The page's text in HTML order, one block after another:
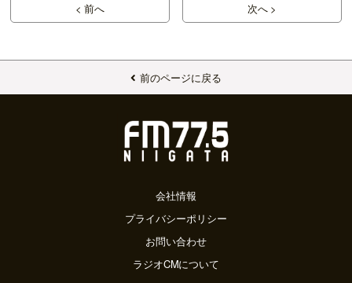
< 前へ 次へ >
前のページに戻る
会社情報
プライバシーポリシー
お問い合わせ
ラジオCMについて